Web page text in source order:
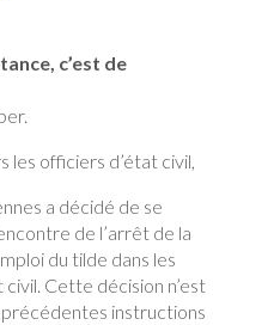
c’est de
les officiers d’état civil,
a décidé de se
de l’arrêt de la
du tilde dans les
Cette décision n’est
instructions